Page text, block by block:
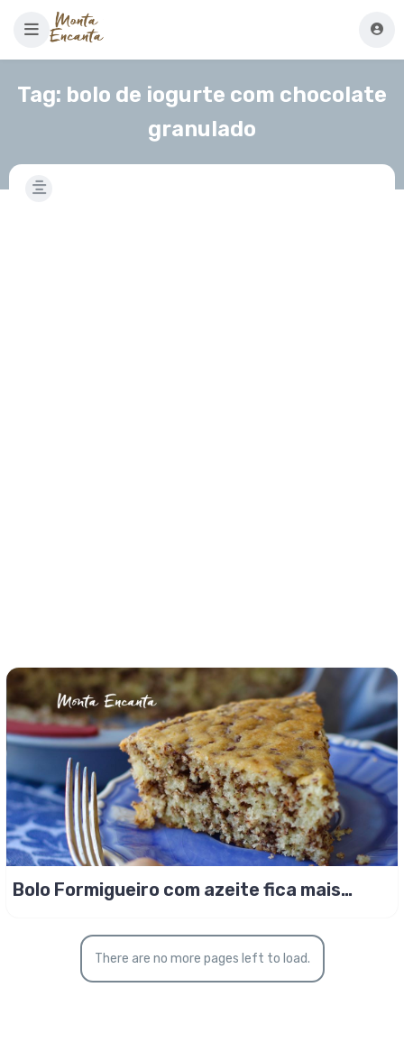
Tag: bolo de iogurte com chocolate
granulado
Bolo Formigueiro com azeite fica mais
There are no more pages left to load.